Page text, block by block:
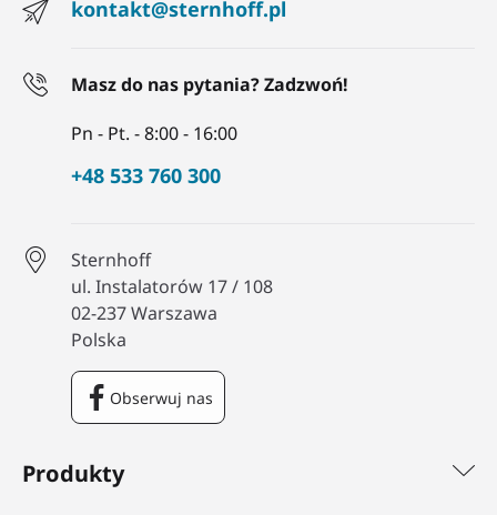
Produkty
kontakt@sternhoff.pl
Masz do nas pytania? Zadzwoń!
Pn - Pt. - 8:00 - 16:00
+48 533 760 300
Sternhoff
ul. Instalatorów 17 / 108
02-237 Warszawa
Polska
Obserwuj nas
Facebook